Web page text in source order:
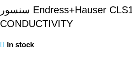
سنسور Endress+Hauser CLS16B
CONDUCTIVITY
In stock